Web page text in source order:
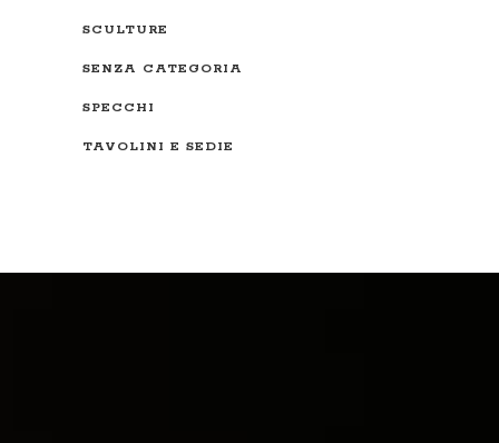
SCULTURE
SENZA CATEGORIA
SPECCHI
TAVOLINI E SEDIE